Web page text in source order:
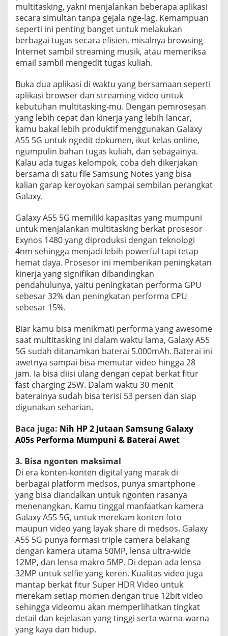
multitasking, yakni menjalankan beberapa aplikasi
secara simultan tanpa gejala nge-lag. Kemampuan
seperti ini penting banget untuk melakukan
berbagai tugas secara efisien, misalnya browsing
Internet sambil streaming musik, atau memeriksa
email sambil mengedit tugas kuliah.
Buka dua aplikasi di waktu yang bersamaan seperti
aplikasi browser dan streaming video untuk
kebutuhan multitasking-mu. Dengan pemrosesan
yang lebih cepat dan kinerja yang lebih lancar,
kamu bakal lebih produktif menggunakan Galaxy
A55 5G untuk ngedit dokumen, ikut kelas online,
ngumpulin bahan tugas kuliah, dan sebagainya.
Kalau ada tugas kelompok, coba deh dikerjakan
bersama di satu file Samsung Notes yang bisa
kalian garap keroyokan sampai sembilan perangkat
Galaxy.
Galaxy A55 5G memiliki kapasitas yang mumpuni
untuk menjalankan multitasking berkat prosesor
Exynos 1480 yang diproduksi dengan teknologi
4nm sehingga menjadi lebih powerful tapi tetap
hemat daya. Prosesor ini memberikan peningkatan
kinerja yang signifikan dibandingkan
pendahulunya, yaitu peningkatan performa GPU
sebesar 32% dan peningkatan performa CPU
sebesar 15%.
Biar kamu bisa menikmati performa yang awesome
saat multitasking ini dalam waktu lama, Galaxy A55
5G sudah ditanamkan baterai 5.000mAh. Baterai ini
awetnya sampai bisa memutar video hingga 28
jam. Ia bisa diisi ulang dengan cepat berkat fitur
fast charging 25W. Dalam waktu 30 menit
baterainya sudah bisa terisi 53 persen dan siap
digunakan seharian.
Baca juga: Nih HP 2 Jutaan Samsung Galaxy
A05s Performa Mumpuni & Baterai Awet
3. Bisa ngonten maksimal
Di era konten-konten digital yang marak di
berbagai platform medsos, punya smartphone
yang bisa diandalkan untuk ngonten rasanya
menenangkan. Kamu tinggal manfaatkan kamera
Galaxy A55 5G, untuk merekam konten foto
maupun video yang layak share di medsos. Galaxy
A55 5G punya formasi triple camera belakang
dengan kamera utama 50MP, lensa ultra-wide
12MP, dan lensa makro 5MP. Di depan ada lensa
32MP untuk selfie yang keren. Kualitas video juga
mantap berkat fitur Super HDR Video untuk
merekam setiap momen dengan true 12bit video
sehingga videomu akan memperlihatkan tingkat
detail dan kejelasan yang tinggi serta warna-warna
yang kaya dan hidup.